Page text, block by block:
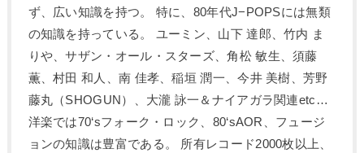
ず、広い知識を持つ。 特に、80年代J−POPSには無類
の知識を持っている。 ユーミン、山下 達郎、竹内 ま
りや、サザン・オール・スターズ、角松 敏生、須藤
薫、村田 和人、南 佳孝、稲垣 潤一、今井 美樹、芳野
藤丸（SHOGUN）、大瀧 詠一＆ナイアガラ関連etc…
洋楽では70‘sフォーク・ロック、80‘sAOR、フュージ
ョンの知識は豊富である。 所有レコード2000枚以上、